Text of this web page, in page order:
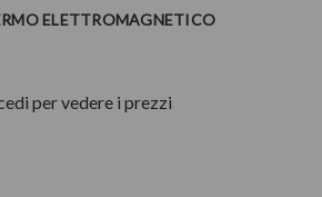
ELETTROMAGNETICO
per vedere i prezzi